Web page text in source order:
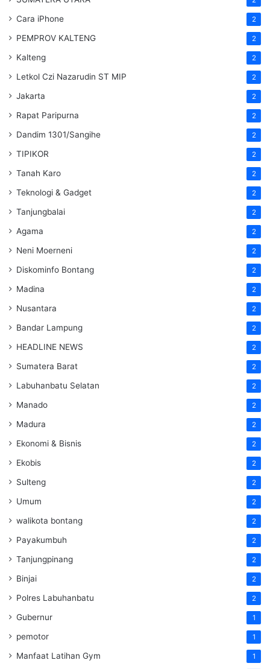
Cara iPhone 2
PEMPROV KALTENG 2
Kalteng 2
Letkol Czi Nazarudin ST MIP 2
Jakarta 2
Rapat Paripurna 2
Dandim 1301/Sangihe 2
TIPIKOR 2
Tanah Karo 2
Teknologi & Gadget 2
Tanjungbalai 2
Agama 2
Neni Moerneni 2
Diskominfo Bontang 2
Madina 2
Nusantara 2
Bandar Lampung 2
HEADLINE NEWS 2
Sumatera Barat 2
Labuhanbatu Selatan 2
Manado 2
Madura 2
Ekonomi & Bisnis 2
Ekobis 2
Sulteng 2
Umum 2
walikota bontang 2
Payakumbuh 2
Tanjungpinang 2
Binjai 2
Polres Labuhanbatu 2
Gubernur 1
pemotor 1
Manfaat Latihan Gym 1